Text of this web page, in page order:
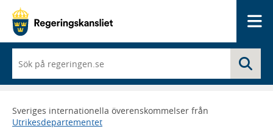
du
börjar
skriva
framträder
en
Sveriges internationella överenskommelser från
Utrikesdepartementet